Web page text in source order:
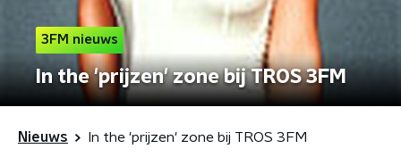
3FM nieuws
In the 'prijzen' zone bij TROS 3FM
Nieuws In the 'prijzen' zone bij TROS 3FM